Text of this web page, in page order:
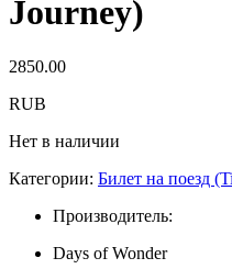
Journey)
2850.00
RUB
Нет в наличии
Категории: Билет на поезд
Производитель:
Days of Wonder